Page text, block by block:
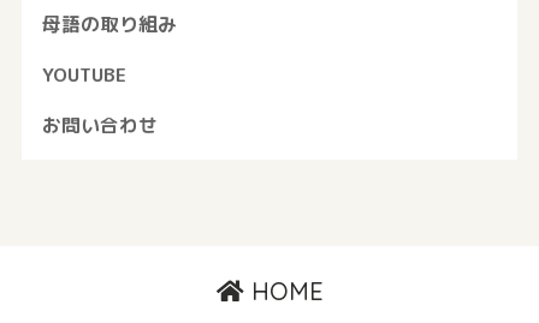
母語の取り組み
YOUTUBE
お問い合わせ
HOME